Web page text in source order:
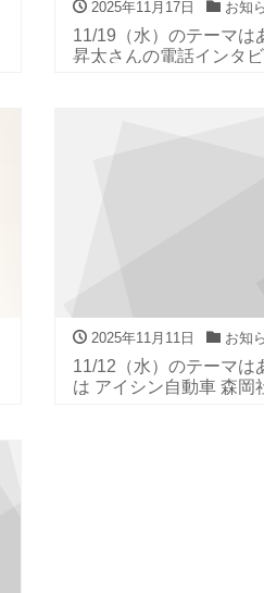
2025年11月17日 お知
11/19（水）のテーマは
昇太さんの電話インタ
2025年11月11日 お知
11/12（水）のテーマは
は アイシン自動車 森岡